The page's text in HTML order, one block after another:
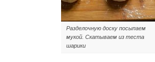
Разделочную доску посыпаем
мукой. Скатываем из теста
шарики